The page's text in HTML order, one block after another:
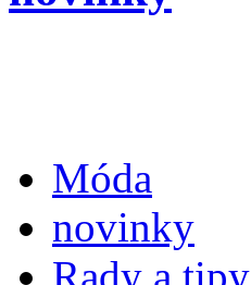
Móda
novinky
Rady a tipy